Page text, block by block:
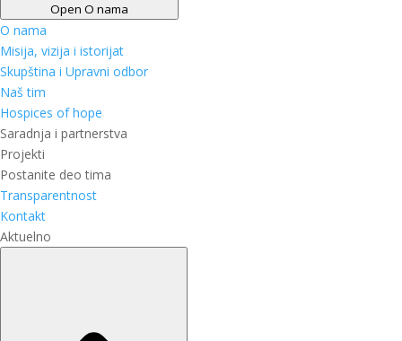
Open O nama
O nama
Misija, vizija i istorijat
Skupština i Upravni odbor
Naš tim
Hospices of hope
Saradnja i partnerstva
Projekti
Postanite deo tima
Transparentnost
Kontakt
Aktuelno